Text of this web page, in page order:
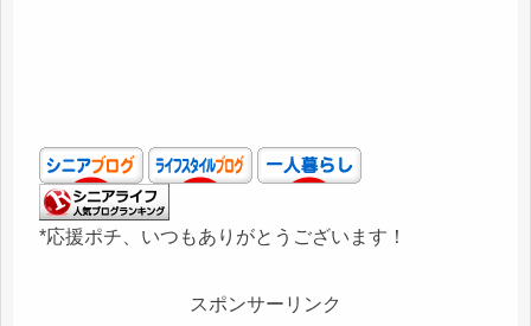
*応援ポチ、いつもありがとうございます！
スポンサーリンク